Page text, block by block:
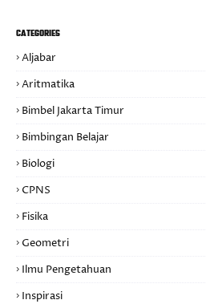
CATEGORIES
Aljabar
Aritmatika
Bimbel Jakarta Timur
Bimbingan Belajar
Biologi
CPNS
Fisika
Geometri
Ilmu Pengetahuan
Inspirasi